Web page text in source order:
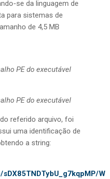
se da linguagem de
para sistemas de
de 4,5 MB
PE do executável
PE do executável
referido arquivo, foi
uma identificação de
a string:
sDX85TNDTybU_g7kqpMP/